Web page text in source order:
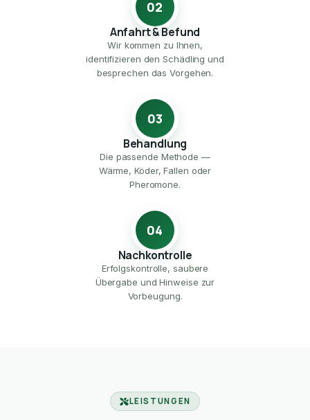
02
Anfahrt & Befund
Wir kommen zu Ihnen,
identifizieren den Schädling und
besprechen das Vorgehen.
03
Behandlung
Die passende Methode —
Wärme, Köder, Fallen oder
Pheromone.
04
Nachkontrolle
Erfolgskontrolle, saubere
Übergabe und Hinweise zur
Vorbeugung.
LEISTUNGEN